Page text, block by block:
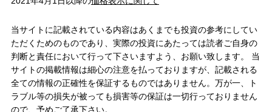
当サイトに記載されている内容はあくまでも投資の参考にしてい
ただくためのものであり、実際の投資にあたっては読者ご自身の
判断と責任において行って下さいますよう、お願い致します。 当
サイトの掲載情報は細心の注意を払っておりますが、記載される
全ての情報の正確性を保証するものではありません。万が一、ト
ラブル等の損失が被っても損害等の保証は一切行っておりません
ので、予めご了承下さい。